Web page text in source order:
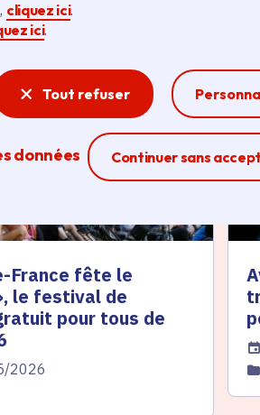
cliquez ici.
ici.
Tout refuser
données Continuer sans
Ferme la
France fête le
le festival de
pour tous de
2026